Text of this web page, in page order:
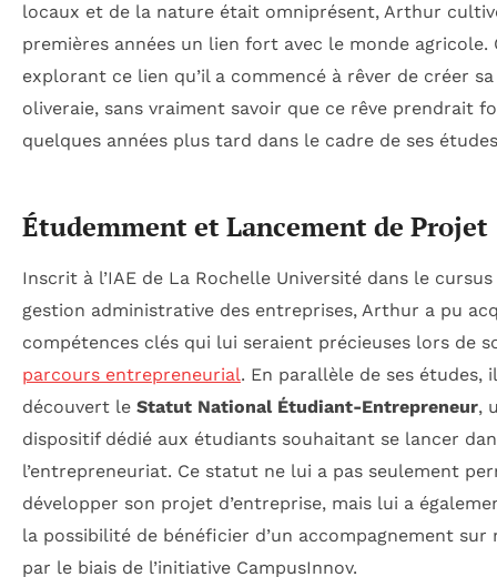
locaux et de la nature était omniprésent, Arthur
premières années un lien fort avec le monde agricole.
explorant ce lien qu’il a commencé à rêver de créer
oliveraie, sans vraiment savoir que ce rêve prendrait
quelques années plus tard dans le cadre de ses
Étudemment et Lancement de Projet
Inscrit à l’IAE de La Rochelle Université dans le cursus
gestion administrative des entreprises, Arthur a pu
compétences clés qui lui seraient précieuses lors de
parcours entrepreneurial. En parallèle de ses études,
découvert le Statut National Étudiant-Entrepreneur,
dispositif dédié aux étudiants souhaitant se lancer
l’entrepreneuriat. Ce statut ne lui a pas seulement
développer son projet d’entreprise, mais lui a
la possibilité de bénéficier d’un accompagnement sur
par le biais de l’initiative CampusInnov.